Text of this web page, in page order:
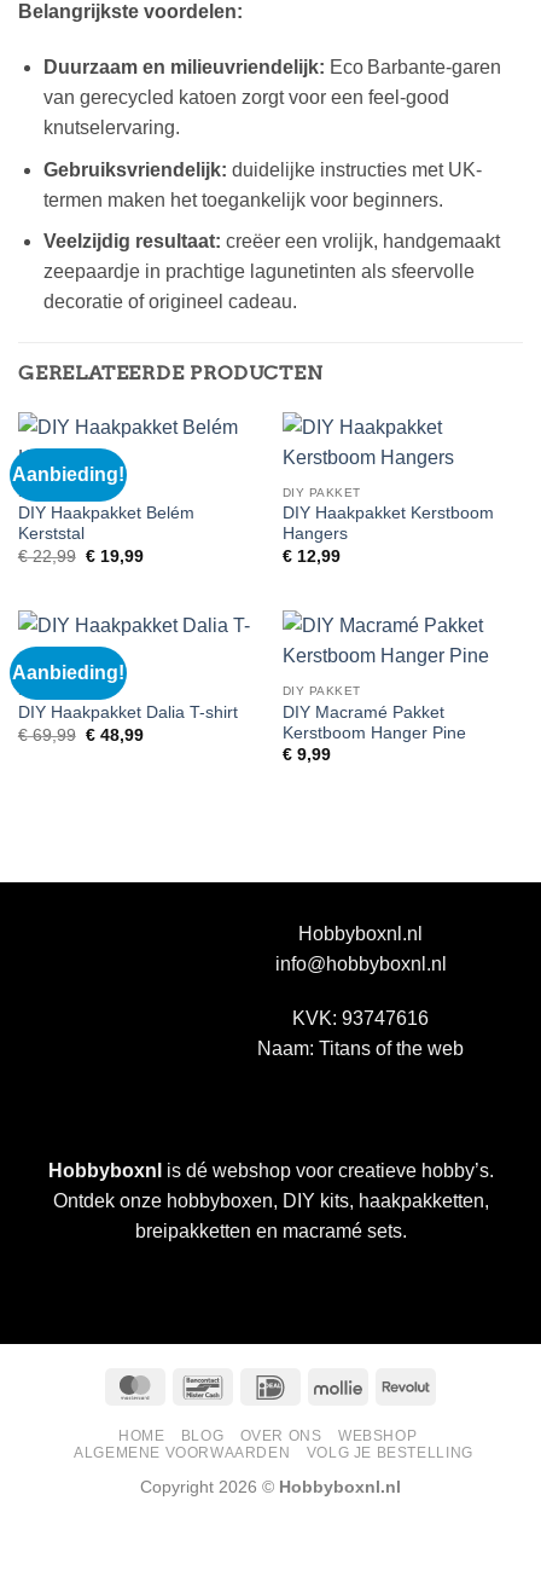
Belangrijkste voordelen:
Duurzaam en milieuvriendelijk: Eco Barbante-garen
van gerecycled katoen zorgt voor een feel-good
knutselervaring.
Gebruiksvriendelijk: duidelijke instructies met UK-
termen maken het toegankelijk voor beginners.
Veelzijdig resultaat: creëer een vrolijk, handgemaakt
zeepaardje in prachtige lagunetinten als sfeervolle
decoratie of origineel cadeau.
GERELATEERDE PRODUCTEN
Aanbieding!
DIY PAKKET
DIY Haakpakket Belém
Kerststal
€22,99 Oorspronkelijke
€19,99Huidige
DIY PAKKET
DIY Haakpakket Kerstboom
Hangers
€12,99
Aanbieding!
DIY PAKKET
DIY Haakpakket Dalia T-shirt
€69,99 Oorspronkelijke
€48,99Huidige
DIY PAKKET
DIY Macramé Pakket
Kerstboom Hanger Pine
€9,99
Hobbyboxnl.nl
info@hobbyboxnl.nl
KVK: 93747616
Naam: Titans of the web
Hobbyboxnl is dé webshop voor creatieve hobby’s.
Ontdek onze hobbyboxen, DIY kits, haakpakketten,
breipakketten en macramé sets.
MasterCardBancontactIDeal Mollie Revolut
HOME BLOG OVER ONS
WEBSHOP
ALGEMENE VOORWAARDEN
VOLG JE BESTELLING
Copyright 2026 © Hobbyboxnl.nl